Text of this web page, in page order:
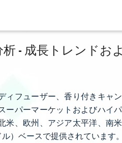
- 成長トレンドお
フューザー、香り付きキャ
ーパーマーケットおよびハイ
、欧州、アジア太平洋、南
）ベースで提供されています。